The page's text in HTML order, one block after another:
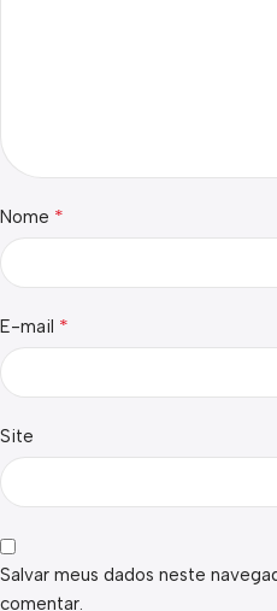
Nome *
E-mail *
Site
Salvar meus dados neste
comentar.